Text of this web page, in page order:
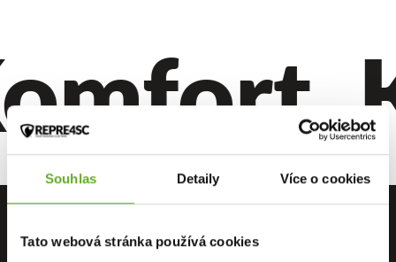
Souhlas Detaily Více o cookies
Tato webová stránka používá cookies